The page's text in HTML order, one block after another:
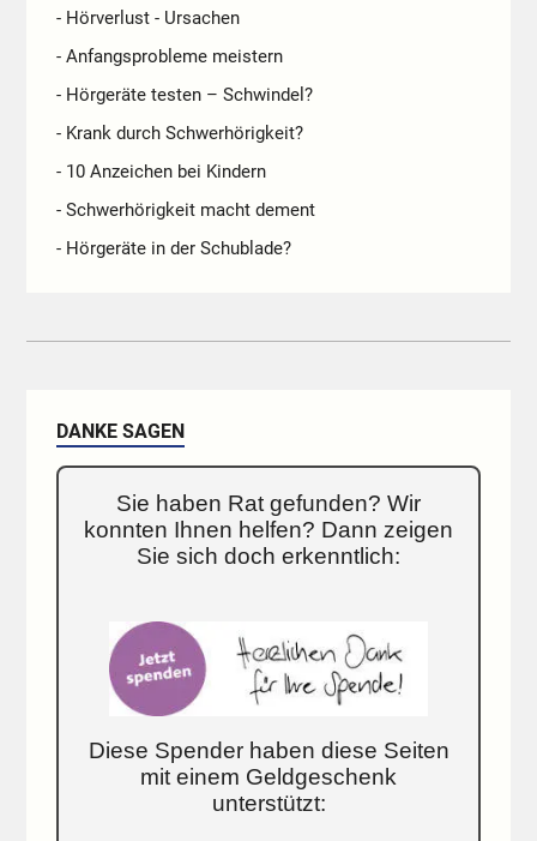
- Hörverlust - Ursachen
- Anfangsprobleme meistern
- Hörgeräte testen – Schwindel?
- Krank durch Schwerhörigkeit?
- 10 Anzeichen bei Kindern
- Schwerhörigkeit macht dement
- Hörgeräte in der Schublade?
DANKE SAGEN
Sie haben Rat gefunden? Wir
konnten Ihnen helfen? Dann zeigen
Sie sich doch erkenntlich:
Diese Spender haben diese Seiten
mit einem Geldgeschenk
unterstützt: